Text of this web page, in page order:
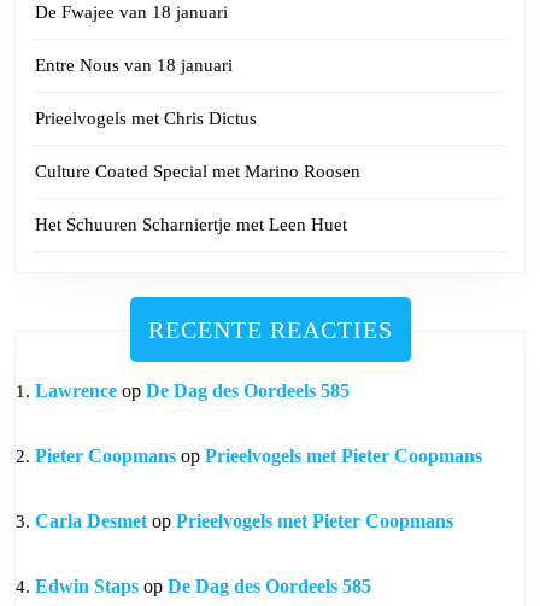
De Fwajee van 18 januari
Entre Nous van 18 januari
Prieelvogels met Chris Dictus
Culture Coated Special met Marino Roosen
Het Schuuren Scharniertje met Leen Huet
RECENTE REACTIES
Lawrence op De Dag des Oordeels 585
Pieter Coopmans op Prieelvogels met Pieter Coopmans
Carla Desmet op Prieelvogels met Pieter Coopmans
Edwin Staps op De Dag des Oordeels 585